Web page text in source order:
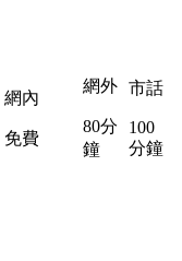
網內
免費
網外
80分
鐘
市話
100
分鐘